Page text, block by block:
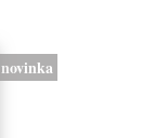
novinka